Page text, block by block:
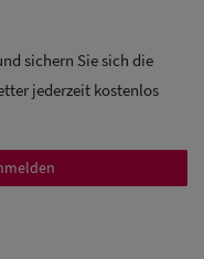
sichern Sie sich die
jederzeit kostenlos